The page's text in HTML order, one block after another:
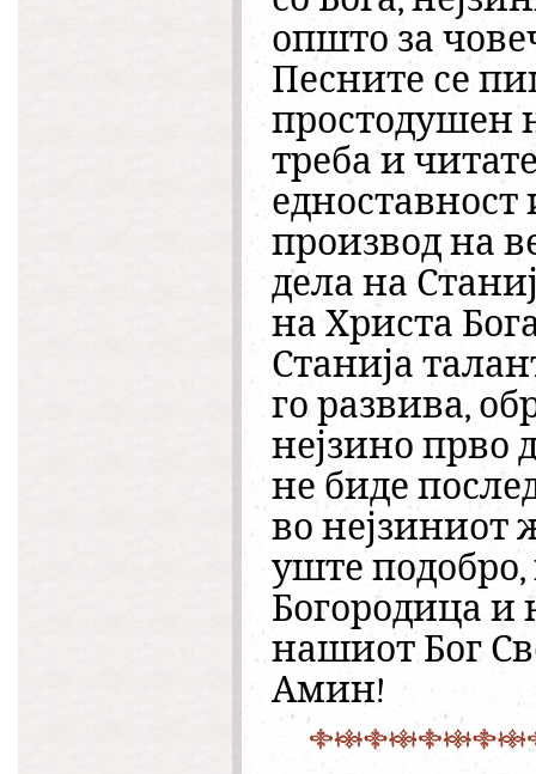
општо за
Песните се
простодушен
треба и
едноставност
производ на
дела на
на Христа
Станија
го развива,
нејзино прво
не биде
во нејзиниот
уште
Богородица и
нашиот Бог
Амин!